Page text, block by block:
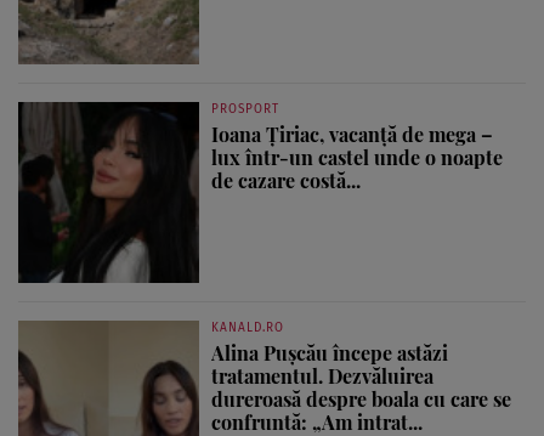
PROSPORT
Ioana Țiriac, vacanță de mega –
lux într-un castel unde o noapte
de cazare costă...
KANALD.RO
Alina Pușcău începe astăzi
tratamentul. Dezvăluirea
dureroasă despre boala cu care se
confruntă: „Am intrat...